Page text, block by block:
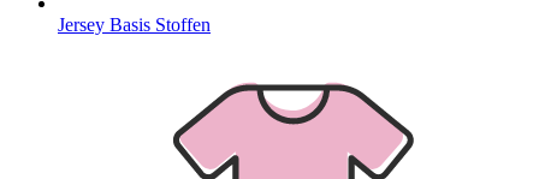
Jersey Basis Stoffen